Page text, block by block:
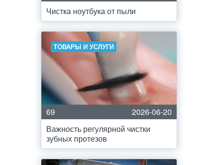
Чистка ноутбука от пыли
ТОВАРЫ И УСЛУГИ
69
2026-06-20
Важность регулярной чистки
зубных протезов